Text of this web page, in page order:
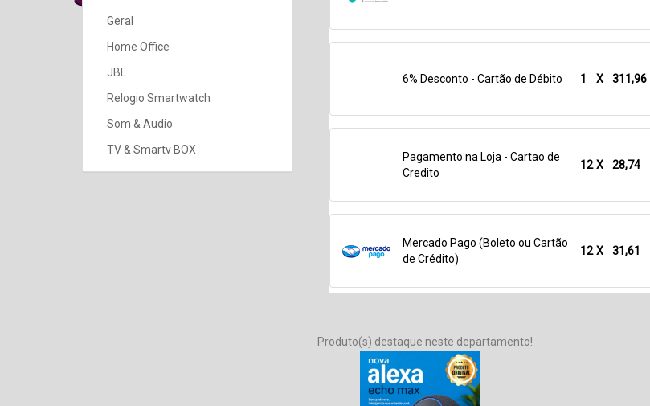
Geral
Home Office
JBL
Relogio Smartwatch
Som & Audio
TV & Smartv BOX
6% Desconto - Cartão de Débito 1 X 311,96
Pagamento na Loja - Cartao de
Credito
12 X 28,74
Mercado Pago (Boleto ou Cartão
de Crédito)
12 X 31,61
Produto(s) destaque neste departamento!